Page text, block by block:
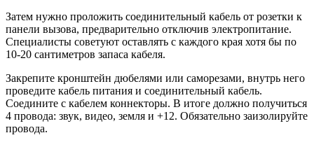
Затем нужно проложить соединительный кабель от розетки к
панели вызова, предварительно отключив электропитание.
Специалисты советуют оставлять с каждого края хотя бы по
10-20 сантиметров запаса кабеля.
Закрепите кронштейн дюбелями или саморезами, внутрь него
проведите кабель питания и соединительный кабель.
Соедините с кабелем коннекторы. В итоге должно получиться
4 провода: звук, видео, земля и +12. Обязательно заизолируйте
провода.